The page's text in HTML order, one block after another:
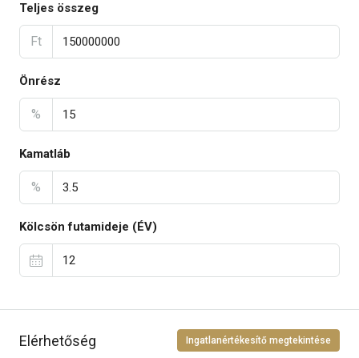
Teljes összeg
Ft
Önrész
%
Kamatláb
%
Kölcsön futamideje (ÉV)
Elérhetőség Ingatlanértékesítő megtekintése